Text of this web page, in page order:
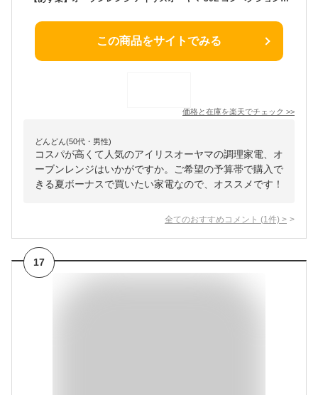
この商品をサイトでみる
価格と在庫を楽天でチェック >>
どんどん(50代・男性)
コスパが高くて人気のアイリスオーヤマの調理家電、オ
ーブンレンジはいかがですか。ご希望の予算帯で購入で
きる夏ボーナスで買いたい家電なので、オススメです！
全てのおすすめコメント (1 件) >
17